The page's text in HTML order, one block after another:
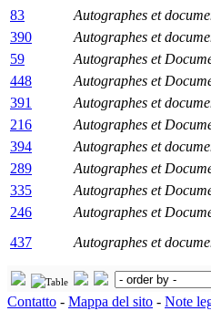
83
Autographes et
390
Autographes et
59
Autographes et
448
Autographes et
391
Autographes et
216
Autographes et
394
Autographes et
289
Autographes et
335
Autographes et
246
Autographes et
437
Autographes et
Contatto - Mappa del sito - Note